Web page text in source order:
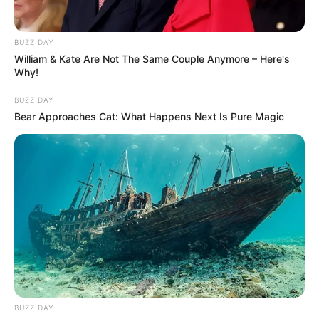
BUZZ DAY
William & Kate Are Not The Same Couple Anymore – Here's
Why!
BUZZ DAY
Bear Approaches Cat: What Happens Next Is Pure Magic
BUZZ DAY